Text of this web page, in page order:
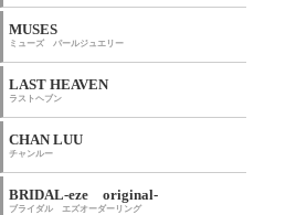
MUSES
ミューズ パールジュエリー
LAST HEAVEN
ラストヘブン
CHAN LUU
チャンルー
BRIDAL-eze original-
ブライダル エズオーダーリング